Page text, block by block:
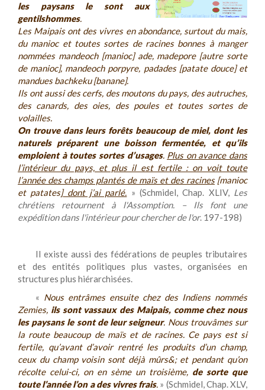
les paysans le sont aux
gentilshommes.
Les Maipais ont des vivres en abondance, surtout du mais,
du manioc et toutes sortes de racines bonnes à manger
nommées mandeoch[manioc] ade, madepore[autre sorte
de manioc], mandeoch porpyre, padades[patate douce] et
mandues bachkeku[banane].
Ils ont aussi des cerfs, des moutons du pays, des autruches,
des canards, des oies, des poules et toutes sortes de
volailles.
On trouve dans leurs forêts beaucoup de miel, dont les
naturels préparent une boisson fermentée, et qu’ils
emploient à toutes sortes d’usages. Plus on avance dans
l’intérieur du pays, et plus il est fertile : on voit toute
l’année des champs plantés de maïs et des racines[manioc
et patates]dont j’ai parlé. » (Schmidel, Chap. XLIV, Les
chrétiens retournent à l'Assomption. – Ils font une
expédition dans l'intérieur pour chercher de l'or. 197-198)
Il existe aussi des fédérations de peuples tributaires
et des entités politiques plus vastes, organisées en
structures plus hiérarchisées.
« Nous entrâmes ensuite chez des Indiens nommés
Zemies, ils sont vassaux des Maipais, comme chez nous
les paysans le sont de leur seigneur. Nous trouvâmes sur
la route beaucoup de maïs et de racines. Ce pays est si
fertile, qu’avant d’avoir rentré les produits d’un champ,
ceux du champ voisin sont déjà mûrs&; et pendant qu’on
récolte celui-ci, on en sème un troisième, de sorte que
toute l’année l’on a des vivres frais. » (Schmidel, Chap. XLV,